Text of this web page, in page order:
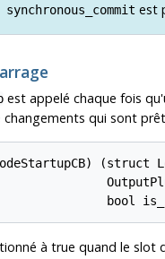
synchronous_commit est
est appelé chaque fois
qui sont
(struct
bool
à true quand le slot